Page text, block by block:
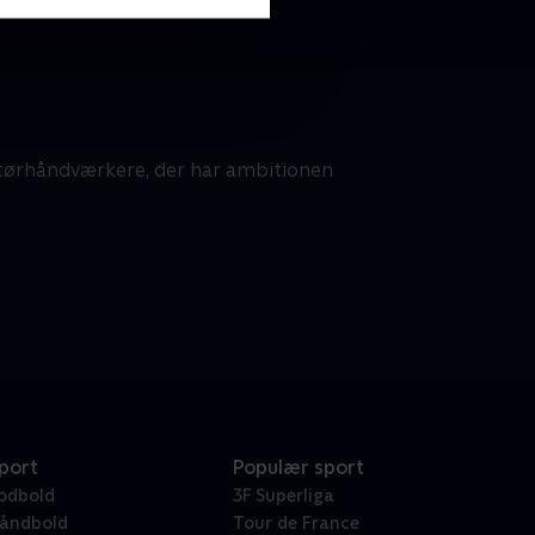
der har ambitionen
Populær sport
3F Superliga
Tour de France